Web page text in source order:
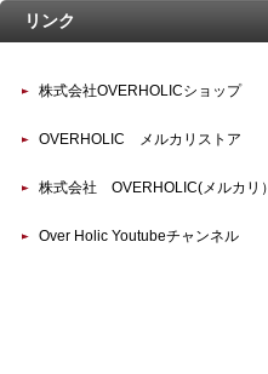
リンク
株式会社OVERHOLICショップ
OVERHOLIC メルカリストア
株式会社 OVERHOLIC(メルカリ）
Over Holic Youtubeチャンネル